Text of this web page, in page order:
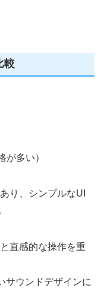
較
が多い）
り、シンプルなUI
直感的な操作を重
サウンドデザインに